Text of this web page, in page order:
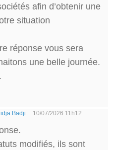
afin d’obtenir une
situation
réponse vous sera
une belle journée.
Badji 10/07/2026 11h12
modifiés, ils sont